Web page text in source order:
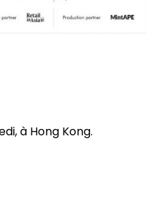
à Hong Kong.